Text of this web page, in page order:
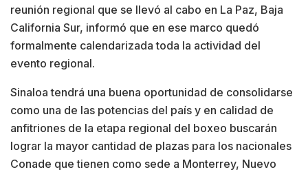
reunión regional que se llevó al cabo en La Paz, Baja
California Sur, informó que en ese marco quedó
formalmente calendarizada toda la actividad del
evento regional.
Sinaloa tendrá una buena oportunidad de consolidarse
como una de las potencias del país y en calidad de
anfitriones de la etapa regional del boxeo buscarán
lograr la mayor cantidad de plazas para los nacionales
Conade que tienen como sede a Monterrey, Nuevo